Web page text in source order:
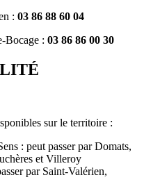
: 03 86 88 60 04
Bocage : 03 86 86 00 30
sur le territoire :
: peut passer par Domats,
et Villeroy
par Saint-Valérien,